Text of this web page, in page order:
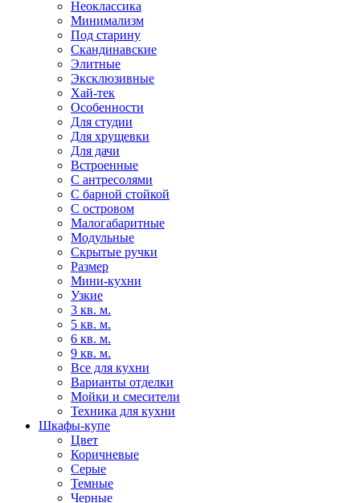
Неоклассика
Минимализм
Под старину
Скандинавские
Элитные
Эксклюзивные
Хай-тек
Особенности
Для студии
Для хрущевки
Для дачи
Встроенные
С антресолями
С барной стойкой
С островом
Малогабаритные
Модульные
Скрытые ручки
Размер
Мини-кухни
Узкие
3 кв. м.
5 кв. м.
6 кв. м.
9 кв. м.
Все для кухни
Варианты отделки
Мойки и смесители
Техника для кухни
Шкафы-купе
Цвет
Коричневые
Серые
Темные
Черные